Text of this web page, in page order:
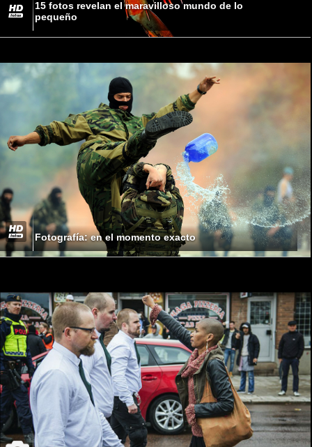
15 fotos revelan el maravilloso mundo de lo
pequeño
Fotografía: en el momento exacto